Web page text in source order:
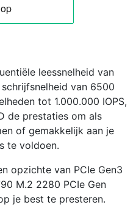
leessnelheid van
van 6500
tot 1.000.000 IOPS,
de prestaties om als
of gemakkelijk aan je
te voldoen.
opzichte van PCIe Gen3
M.2 2280 PCIe Gen
je best te presteren.